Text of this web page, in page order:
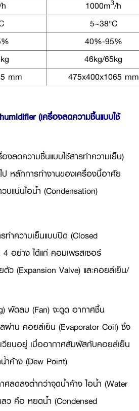
1000m³/h
5~38°C
40%-95%
46kg/65kg
mm 475x400x1065 mm
(เครื่องลดความชื้นแบบใช้
องลดความชื้นแบบใช้สารทำความเย็น)
ป หลักการทำงานของเครื่องนี้อาศัย
บแน่นไอน้ำ (Condensation)
ทำความเย็นแบบปิด (Closed
อย่าง ได้แก่ คอมเพรสเซอร์
ตัว (Expansion Valve) และคอยล์เย็น/
พัดลม (Fan) จะดูด อากาศชื้น
ลผ่าน คอยล์เย็น (Evaporator Coil) ซึ่ง
ยนอยู่ เมื่ออากาศสัมผัสกับคอยล์เย็น
ำค้าง (Dew Point)
ลดลงต่ำกว่าจุดน้ำค้าง ไอน้ำ (Water
ลว คือ หยดน้ำ (Condensed